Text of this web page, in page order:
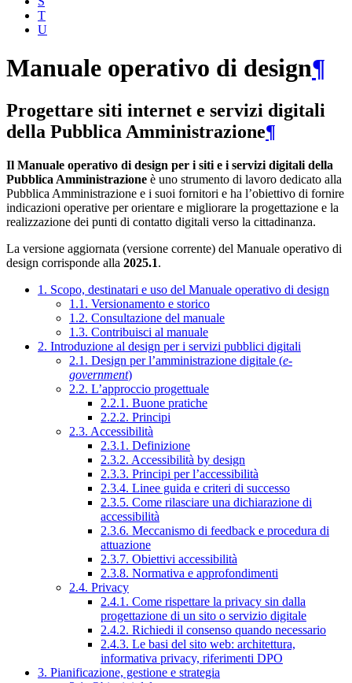
T
U
Manuale operativo di design¶
Progettare siti internet e servizi digitali
della Pubblica Amministrazione¶
Il Manuale operativo di design per i siti e i servizi digitali della
Pubblica Amministrazione è uno strumento di lavoro dedicato alla
Pubblica Amministrazione e i suoi fornitori e ha l’obiettivo di fornire
indicazioni operative per orientare e migliorare la progettazione e la
realizzazione dei punti di contatto digitali verso la cittadinanza.
La versione aggiornata (versione corrente) del Manuale operativo di
design corrisponde alla 2025.1.
1. Scopo, destinatari e uso del Manuale operativo di design
1.1. Versionamento e storico
1.2. Consultazione del manuale
1.3. Contribuisci al manuale
2. Introduzione al design per i servizi pubblici digitali
2.1. Design per l’amministrazione digitale (e-
government)
2.2. L’approccio progettuale
2.2.1. Buone pratiche
2.2.2. Principi
2.3. Accessibilità
2.3.1. Definizione
2.3.2. Accessibilità by design
2.3.3. Principi per l’accessibilità
2.3.4. Linee guida e criteri di successo
2.3.5. Come rilasciare una dichiarazione di
accessibilità
2.3.6. Meccanismo di feedback e procedura di
attuazione
2.3.7. Obiettivi accessibilità
2.3.8. Normativa e approfondimenti
2.4. Privacy
2.4.1. Come rispettare la privacy sin dalla
progettazione di un sito o servizio digitale
2.4.2. Richiedi il consenso quando necessario
2.4.3. Le basi del sito web: architettura,
informativa privacy, riferimenti DPO
3. Pianificazione, gestione e strategia